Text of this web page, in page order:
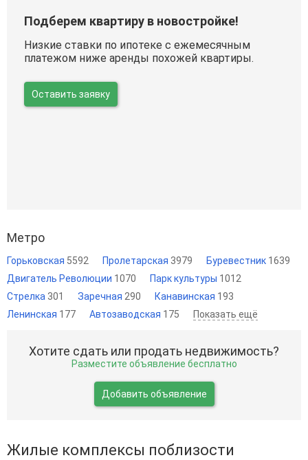
Подберем квартиру в новостройке!
Низкие ставки по ипотеке с ежемесячным
платежом ниже аренды похожей квартиры.
Оставить заявку
Метро
Горьковская 5592 Пролетарская 3979 Буревестник 1639
Двигатель Революции 1070 Парк культуры 1012
Стрелка 301 Заречная 290 Канавинская 193
Ленинская 177 Автозаводская 175 Показать ещё
Хотите сдать или продать недвижимость?
Разместите объявление бесплатно
Добавить объявление
Жилые комплексы поблизости